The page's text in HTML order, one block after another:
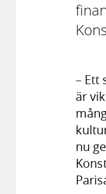
– Ett
är
nu